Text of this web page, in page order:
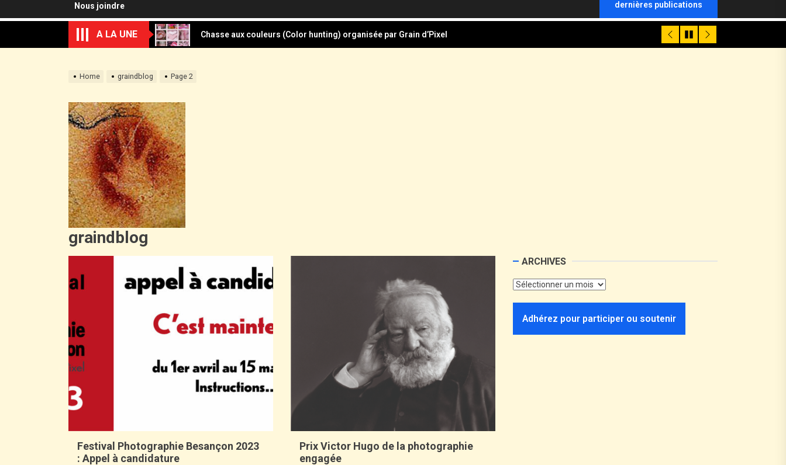
Nous joindre dernières publications
A LA UNE Lecture d’image du mois de mars sur le thème : Triptyque en 3 façons
Sortie à la cascade de l’Audeux, à la Grâce-Dieu
Home graindblog Page 2
graindblog
Festival Photographie Besançon 2023
: Appel à candidature
Prix Victor Hugo de la photographie
engagée
ARCHIVES
Adhérez pour participer ou soutenir